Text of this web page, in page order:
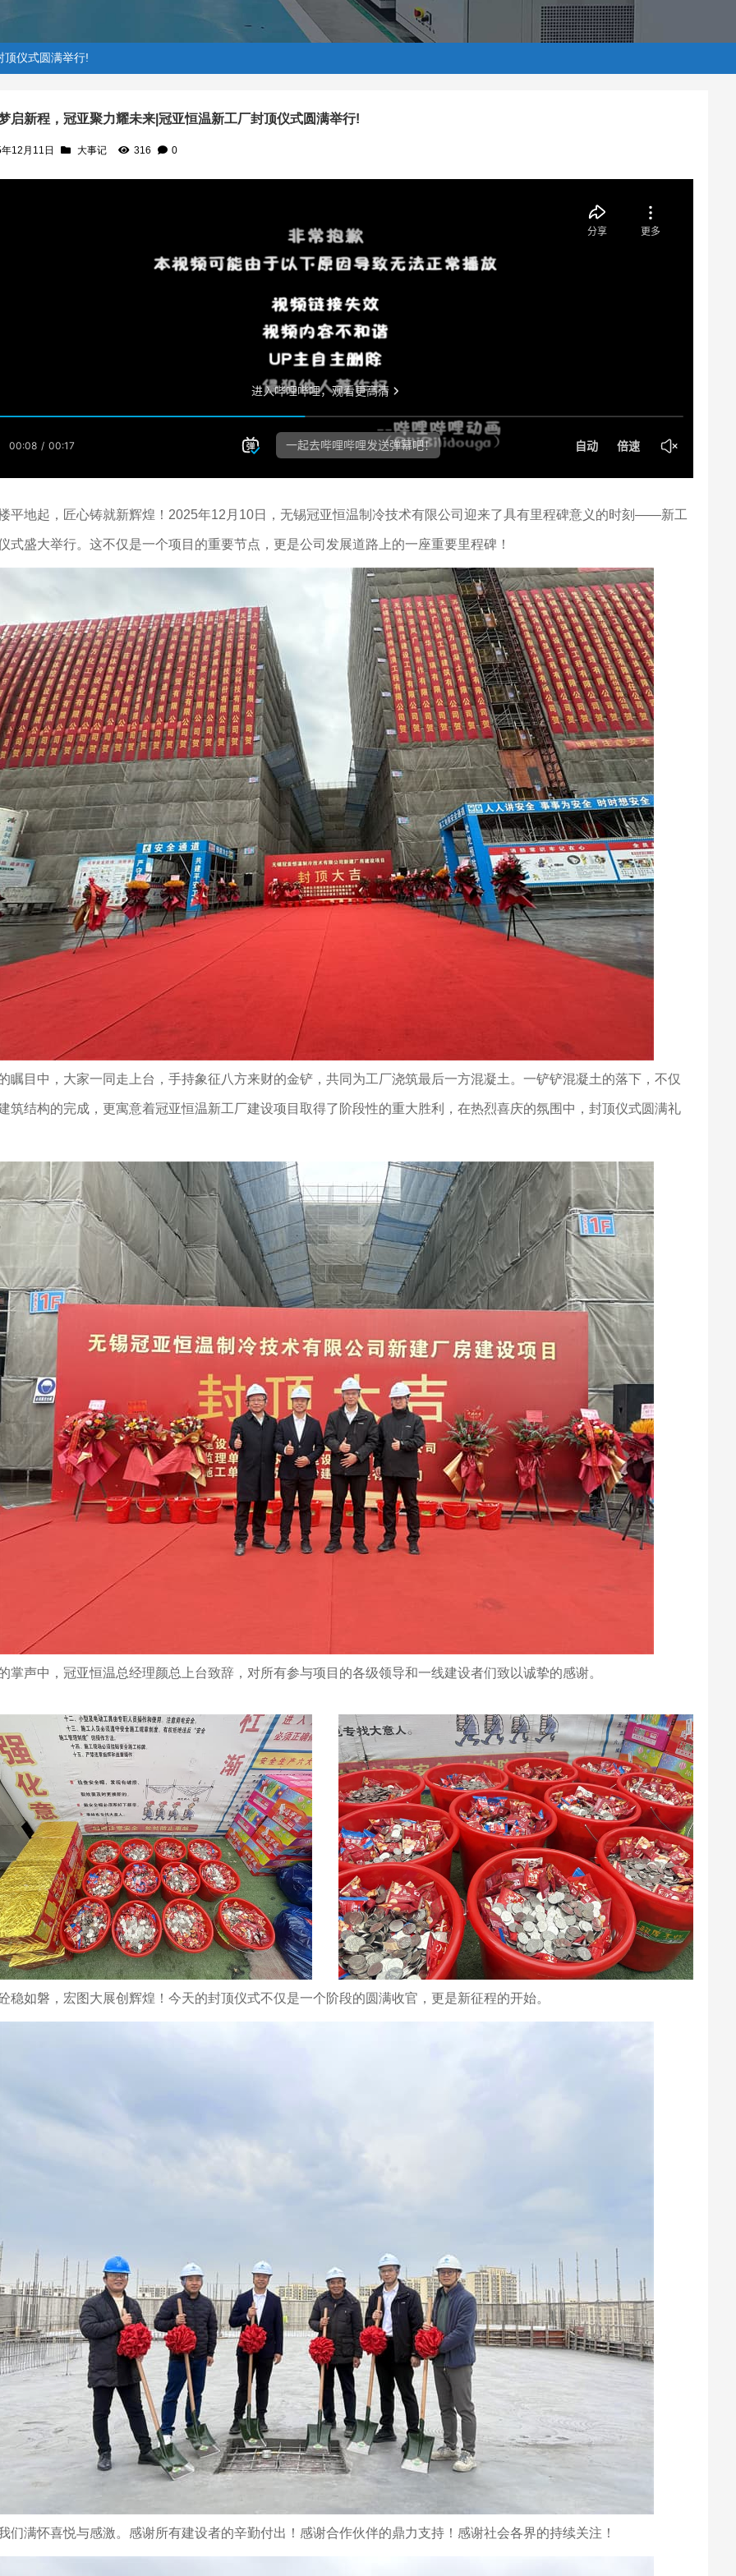
仪式圆满举行!
启新程，冠亚聚力耀未来|冠亚恒温新工厂封顶仪式圆满举行!
12月11日 大事记 316 0
平地起，匠心铸就新辉煌！2025年12月10日，无锡冠亚恒温制冷技术有限公司迎来了具有里程碑意义的时刻——新工
式盛大举行。这不仅是一个项目的重要节点，更是公司发展道路上的一座重要里程碑！
瞩目中，大家一同走上台，手持象征八方来财的金铲，共同为工厂浇筑最后一方混凝土。一铲铲混凝土的落下，不仅
筑结构的完成，更寓意着冠亚恒温新工厂建设项目取得了阶段性的重大胜利，在热烈喜庆的氛围中，封顶仪式圆满礼
掌声中，冠亚恒温总经理颜总上台致辞，对所有参与项目的各级领导和一线建设者们致以诚挚的感谢。
稳如磐，宏图大展创辉煌！今天的封顶仪式不仅是一个阶段的圆满收官，更是新征程的开始。
们满怀喜悦与感激。感谢所有建设者的辛勤付出！感谢合作伙伴的鼎力支持！感谢社会各界的持续关注！